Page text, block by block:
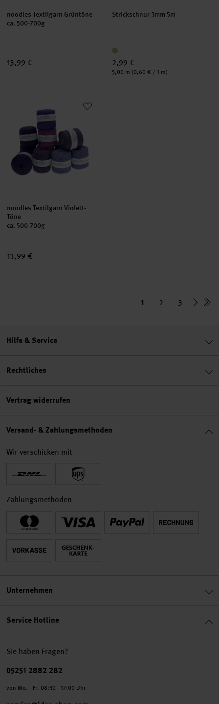
noodles Textilgarn Grüntöne
ca. 500-700g
13,99 €
Strickschnur 3mm 5m
2,99 €
Inhalt:
5,00 m (0,60 € / 1 m)
noodles Textilgarn Violett-Töne
noodles Textilgarn Violett-
Töne
ca. 500-700g
13,99 €
1 2 3
Service Hotline
Sie haben Fragen?
Telefonnummer
05251 2882 282
von Mo. - Fr. 08:30 - 17:00 Uhr
Hilfe & Service
Rechtliches
Vertrag widerrufen
Versand- & Zahlungsmethoden
Wir verschicken mit
Zahlungsmethoden
Unternehmen